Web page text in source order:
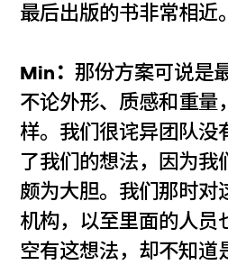
最后出版的书非常相近。
Min：那份方案可说是
不论外形、质感和重量
样。我们很诧异团队没
了我们的想法，因为我
颇为大胆。我们那时对
机构，以至里面的人员
空有这想法，却不知道